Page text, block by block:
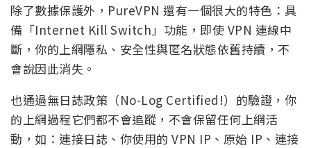
除了數據保護外，PureVPN 還有一個很大的特色：具
備「Internet Kill Switch」功能，即使 VPN 連線中
斷，你的上網隱私、安全性與匿名狀態依舊持續，不
會說因此消失。
也通過無日誌政策（No-Log Certified!）的驗證，你
的上網過程它們都不會追蹤，不會保留任何上網活
動，如：連接日誌、你使用的 VPN IP、原始 IP、連接